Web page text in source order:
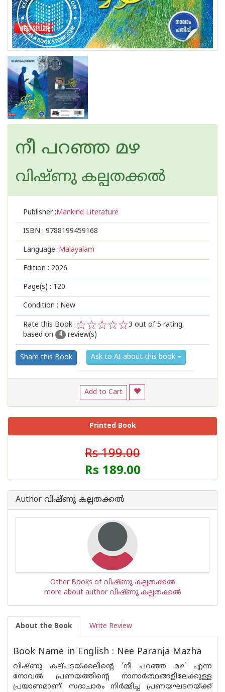
നീ പറഞ്ഞ മഴ
വിഷ്ണു കല്പതക്കൽ
Publisher :Mankind Literature
ISBN : 9788199459168
Language :Malayalam
Edition : 2026
Page(s) : 120
Condition : New
Rate this Book :
2
1
3 out of 5 rating,
based on
4 review(s)
Share this Book Ask to AI about this book
Add to Cart
Printed Book
Rs 199.00
Rs 189.00
Author വിഷ്ണു കല്പതക്കൽ
Other Books of വിഷ്ണു കല്പതക്കൽ
more about author വിഷ്ണു കല്പതക്കൽ
About the Book Write Review
Book Name in English : Nee Paranja Mazha
വിഷ്‌ണു കല്‌പടയ്ക്കലിൻ്റെ ’നീ പറഞ്ഞ മഴ’ എന്ന
നോവൽ പ്രണയത്തിൻ്റെ നാനാർത്ഥങ്ങളിലേക്കുള്ള
പ്രയാണമാണ്. സദാചാരം നിർമ്മിച്ച പ്രണയഘടനയ്ക്ക്